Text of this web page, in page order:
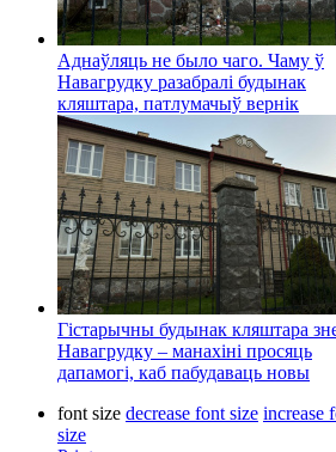
Аднаўляць не было чаго. Чаму ў
Навагрудку разабралі будынак
кляштара, патлумачыў вернік
Гістарычны будынак кляштара
Навагрудку – манахіні просяць
дапамогі, каб пабудаваць новы
font size decrease font size increase
size